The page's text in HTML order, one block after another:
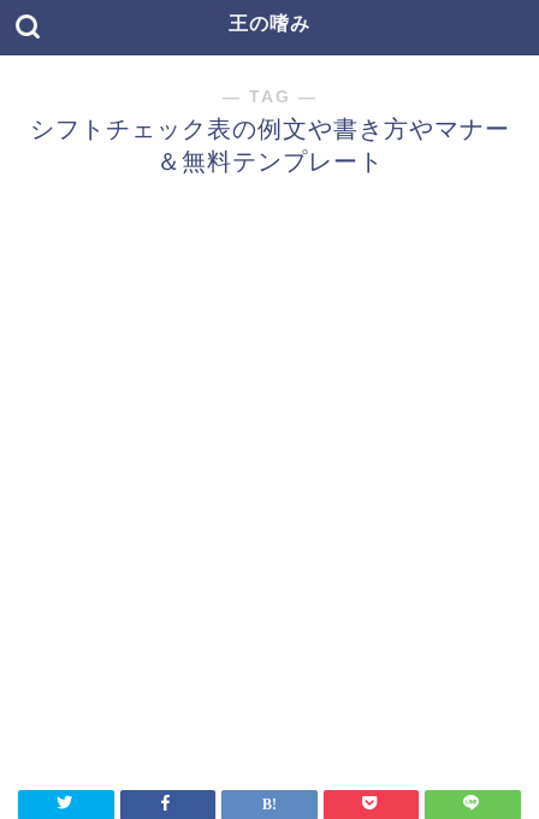
王の嗜み
― TAG ―
シフトチェック表の例文や書き方やマナー
＆無料テンプレート